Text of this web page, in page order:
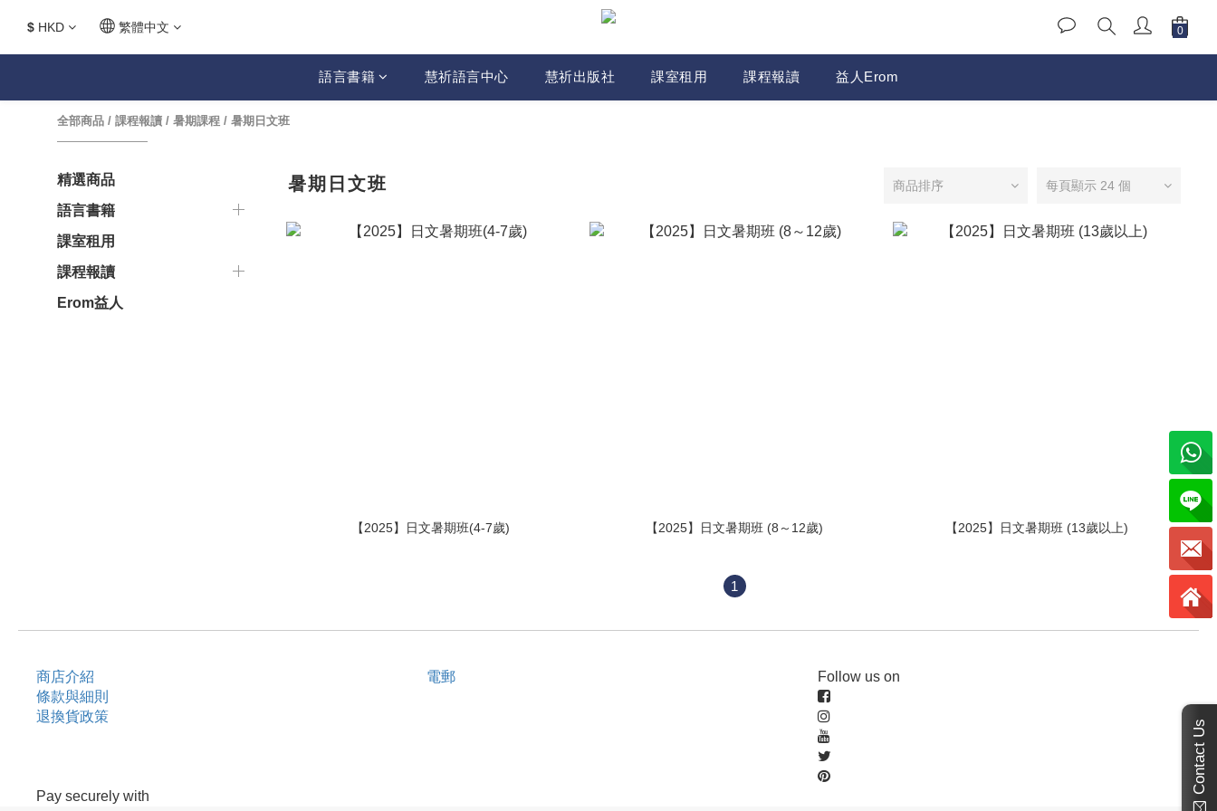
$ HKD 繁體中文
語言書籍 慧祈語言中心 慧祈出版社 課室租用 課程報讀 益人Erom
全部商品 / 課程報讀 / 暑期課程 / 暑期日文班
精選商品
語言書籍
課室租用
課程報讀
Erom益人
暑期日文班 商品排序 每頁顯示 24 個
【2025】日文暑期班(4-7歲) 【2025】日文暑期班 (8～12歲) 【2025】日文暑期班 (13歲以上)
1
商店介紹
條款與細則
退換貨政策
電郵 Follow us on
Pay securely with
Contact Us